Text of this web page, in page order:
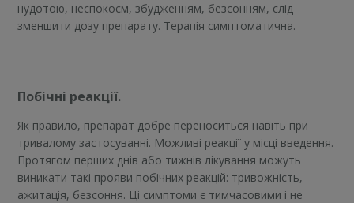
нудотою, неспокоєм, збудженням, безсонням, слід
зменшити дозу препарату. Терапія симптоматична.
Побічні реакції.
Як правило, препарат добре переноситься навіть при
тривалому застосуванні. Можливі реакції у місці введення.
Протягом перших днів або тижнів лікування можуть
виникати такі прояви побічних реакцій: тривожність,
ажитація, безсоння. Ці симптоми є тимчасовими і не